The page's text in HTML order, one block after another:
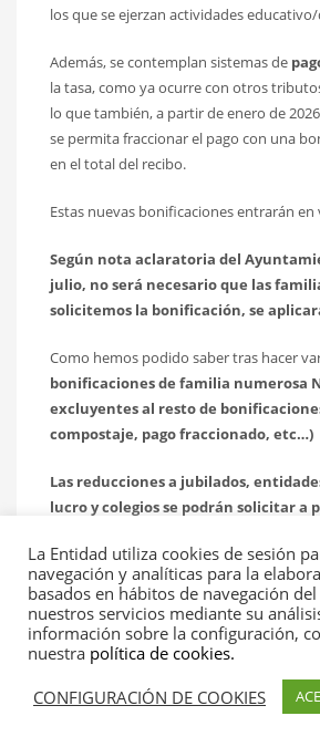
los que se ejerzan actividades
Además, se contemplan sistemas de
la tasa, como ya ocurre con otros
lo que también, a partir de enero de
se permita fraccionar el pago con una
en el total del recibo.
Estas nuevas bonificaciones entrarán en
Según nota aclaratoria del
julio, no será necesario que las
solicitemos la bonificación, se
Como hemos podido saber tras hacer
bonificaciones de familia numerosa
excluyentes al resto de
compostaje, pago fraccionado, etc…)
Las reducciones a jubilados,
lucro y colegios se podrán solicitar a
modificación de la tasa.
Tras analizar este texto y compararlo
todavía, aprobado en 2024, estas son las
diferencias:
La Entidad utiliza cookies de sesión
navegación y analíticas para la
basados en hábitos de navegación
nuestros servicios mediante su
información sobre la configuración,
nuestra política de cookies.
CONFIGURACIÓN DE COOKIES